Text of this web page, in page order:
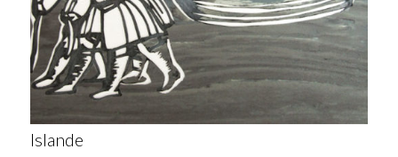
Islande